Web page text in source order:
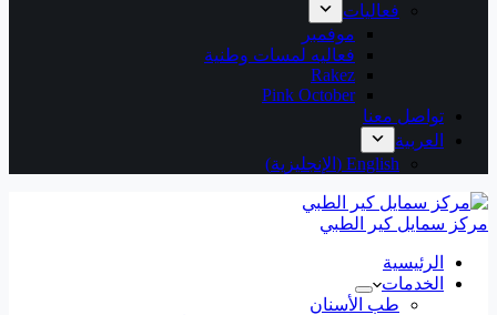
فعاليات
موفمبر
فعاليه لمسات وطنية
Rakez
Pink October
تواصل معنا
العربية
English
( الإنجليزية)
مركز سمايل كير الطبي
الرئيسية
الخدمات
طب الأسنان